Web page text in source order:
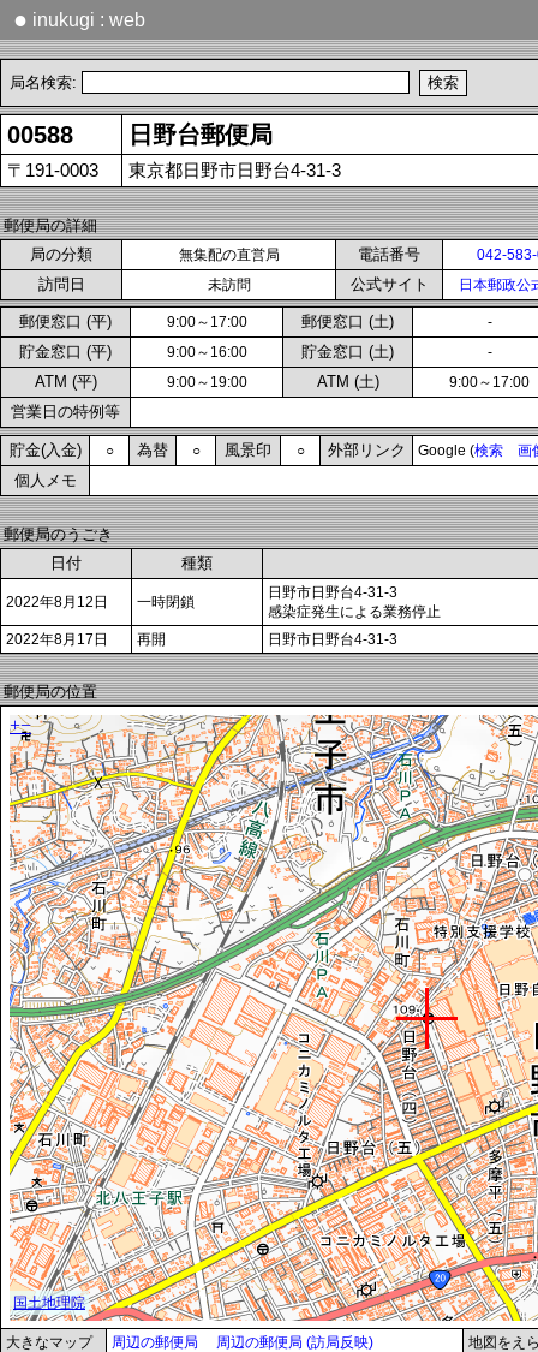
● inukugi : web
局名検索:
00588 日野台郵便局
〒191-0003 東京都日野市日野台4-31-3
郵便局の詳細
局の分類
無集配の直営局 電話番号 042-
訪問日 未訪問 公式サイト 日本郵政公
郵便窓口 (平) 9:00～17:00 郵便窓口 (土) -
貯金窓口 (平) 9:00～16:00 貯金窓口 (土) -
ATM (平) 9:00～19:00 ATM (土) 9:00～17:00
営業日の特例等
貯金(入金) ○ 為替 ○ 風景印 ○ 外部リンク Google (検索 画
個人メモ
郵便局のうごき
日付
種類
2022年8月12日 一時閉鎖
日野市日野台4-31-3
感染症発生による業務停止
2022年8月17日
再開 日野市日野台4-31-3
郵便局の位置
大きなマップ 周辺の郵便局 周辺の郵便局 (訪局反映) 地図をえ